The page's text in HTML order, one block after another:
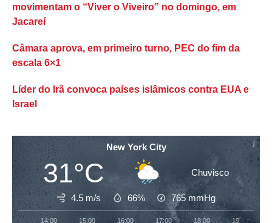
movimentam o “Viver o Viveiro” no domingo, em
Jacareí
Câmara aprova, em primeiro turno, PEC do fim da
escala 6×1
Líder do Irã convoca países islâmicos contra EUA e
Israel
New York City
31°C Chuvisco
4.5 m/s 66% 765mmHg
14:00 15:00 16:00 17:00 18:00 19:00